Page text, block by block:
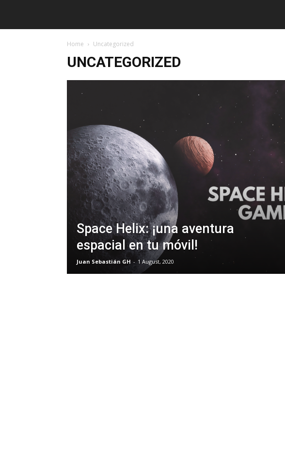
Home Uncategorized
UNCATEGORIZED
Space Helix: ¡una aventura
espacial en tu móvil!
Juan Sebastián GH - 1 August, 2020